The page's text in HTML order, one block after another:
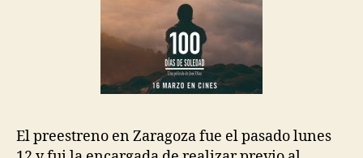
El preestreno en Zaragoza fue el pasado lunes